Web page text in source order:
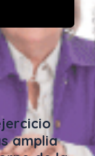
amplia